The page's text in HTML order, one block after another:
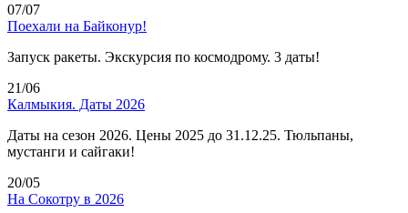
07/07
Поехали на Байконур!
Запуск ракеты. Экскурсия по космодрому. 3 даты!
21/06
Калмыкия. Даты 2026
Даты на сезон 2026. Цены 2025 до 31.12.25. Тюльпаны,
мустанги и сайгаки!
20/05
На Сокотру в 2026